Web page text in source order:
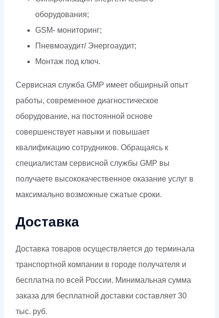
оборудования;
GSM- мониторинг;
Пневмоаудит/ Энергоаудит;
Монтаж под ключ.
Сервисная служба GMP имеет обширный опыт
работы, современное диагностическое
оборудование, на постоянной основе
совершенствует навыки и повышает
квалификацию сотрудников. Обращаясь к
специалистам сервисной службы GMP вы
получаете высококачественное оказание услуг в
максимально возможные сжатые сроки.
Доставка
Доставка товаров осуществляется до терминала
транспортной компании в городе получателя и
бесплатна по всей России. Минимальная сумма
заказа для бесплатной доставки составляет 30
тыс. руб.